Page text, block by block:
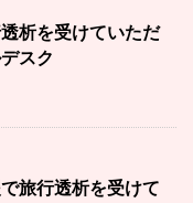
析を受けていただ
スク
旅行透析を受けて